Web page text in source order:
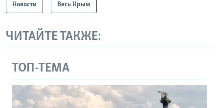
Новости Весь Крым
ЧИТАЙТЕ ТАКЖЕ:
ТОП-ТЕМА